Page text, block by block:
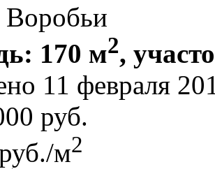
Воробьи
170 м2,
11 февраля
руб.
м2